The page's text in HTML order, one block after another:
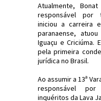
Atualmente,
responsável por
iniciou a carreira
paranaense,
Iguaçu e Criciúma.
pela primeira
jurídica no Brasil.
Ao assumir a 13ª
responsável
inquéritos da Lava